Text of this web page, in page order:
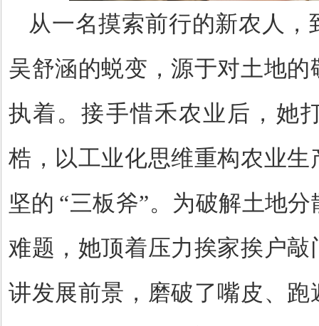
从一名摸索前行的新农人
吴舒涵的蜕变，源于对土地
执着。接手惜禾农业后，她
梏，以工业化思维重构农业
坚的 “三板斧”。为破解土地
难题，她顶着压力挨家挨户
讲发展前景，磨破了嘴皮、